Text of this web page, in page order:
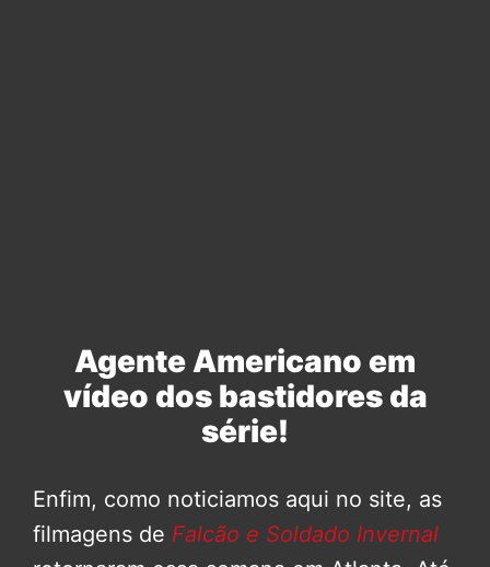
Agente Americano em
vídeo dos bastidores da
série!
Enfim, como noticiamos aqui no site, as
filmagens de Falcão e Soldado Invernal